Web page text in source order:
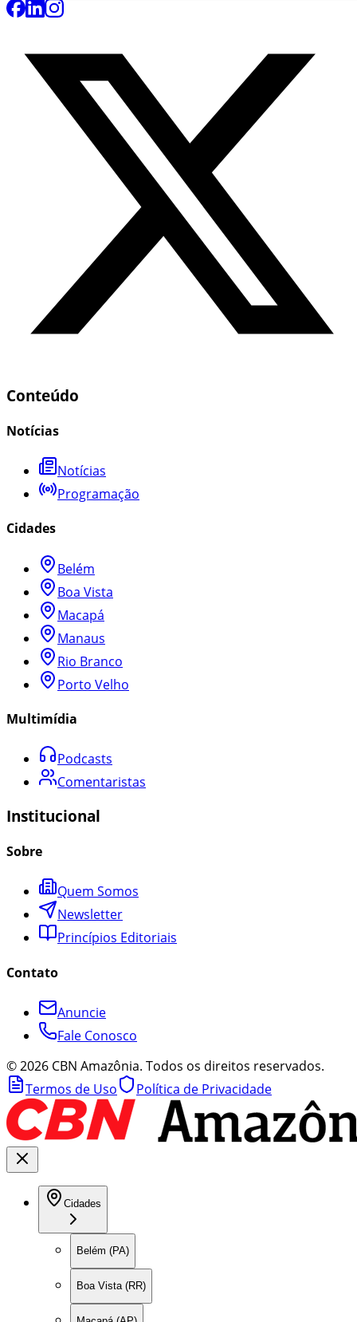
Conteúdo
Notícias
Notícias
Programação
Cidades
Belém
Boa Vista
Macapá
Manaus
Rio Branco
Porto Velho
Multimídia
Podcasts
Comentaristas
Institucional
Sobre
Quem Somos
Newsletter
Princípios Editoriais
Contato
Anuncie
Fale Conosco
©2026 CBN Amazônia. Todos os direitos reservados.
Termos de Uso
Política de Privacidade
Cidades
Belém (PA)
Boa Vista (RR)